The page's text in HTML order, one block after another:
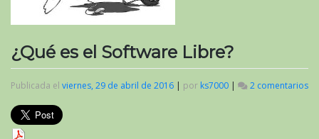
¿Qué es el Software Libre?
Publicada el viernes, 29 de abril de 2016 | por ks7000 | 2 comentarios